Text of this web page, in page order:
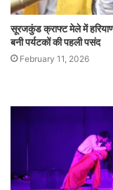
सूरजकुंड क्राफ्ट मेले में
बनी पर्यटकों की पहली पसंद
February 11, 2026